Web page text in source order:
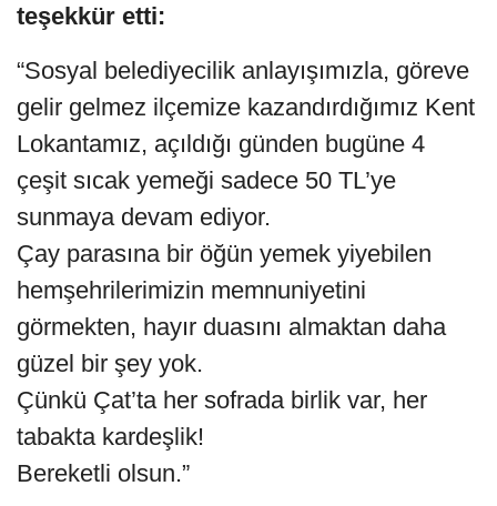
teşekkür etti:
“Sosyal belediyecilik anlayışımızla, göreve
gelir gelmez ilçemize kazandırdığımız Kent
Lokantamız, açıldığı günden bugüne 4
çeşit sıcak yemeği sadece 50 TL’ye
sunmaya devam ediyor.
Çay parasına bir öğün yemek yiyebilen
hemşehrilerimizin memnuniyetini
görmekten, hayır duasını almaktan daha
güzel bir şey yok.
Çünkü Çat’ta her sofrada birlik var, her
tabakta kardeşlik!
Bereketli olsun.”